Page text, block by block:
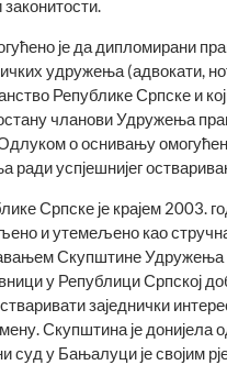
је да дипломирани
удружења (адвокати,
Републике Српске и
чланови Удружења
о оснивању
ради успјешнијег
Српске је крајем 2003.
и утемељено као
Скупштине Удружења
у Републици Српској
заједнички
Скупштина је
суд у Бањалуци је својим